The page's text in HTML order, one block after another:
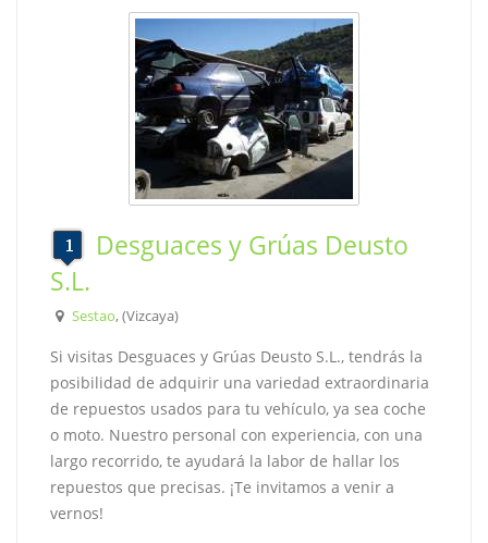
Desguaces y Grúas Deusto
S.L.
Sestao, (Vizcaya)
Si visitas Desguaces y Grúas Deusto S.L., tendrás la
posibilidad de adquirir una variedad extraordinaria
de repuestos usados para tu vehículo, ya sea coche
o moto. Nuestro personal con experiencia, con una
largo recorrido, te ayudará la labor de hallar los
repuestos que precisas. ¡Te invitamos a venir a
vernos!